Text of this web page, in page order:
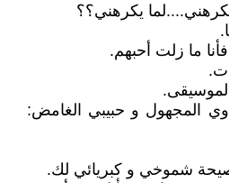
يكرهني؟؟
ما زلت أحبهم.
المجهول و حبيبي الغامض:
شموخي و كبريائي لك.